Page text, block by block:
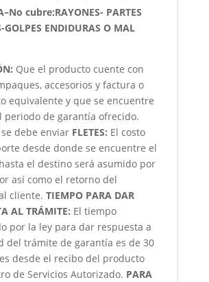
cubre:RAYONES- PARTES
GOLPES ENDIDURAS O MAL
: Que el producto cuente con
accesorios y factura o
equivalente y que se encuentre
periodo de garantía ofrecido.
debe enviar FLETES: El costo
desde donde se encuentre el
el destino será asumido por
así como el retorno del
cliente. TIEMPO PARA DAR
AL TRÁMITE: El tiempo
por la ley para dar respuesta a
del trámite de garantía es de 30
desde el recibo del producto
de Servicios Autorizado. PARA